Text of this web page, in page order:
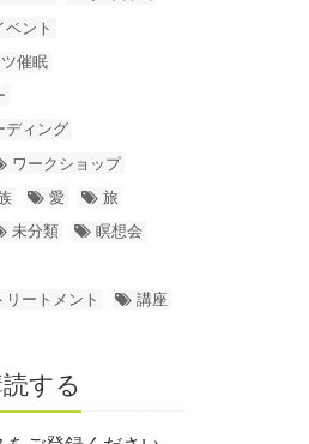
ント
催眠
ディング
ワークショップ
愛
旅
未分類
瞑想会
ートメント
講座
する